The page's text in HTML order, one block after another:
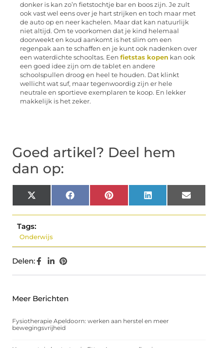
donker is kan zo’n fietstochtje bar en boos zijn. Je zult
ook vast wel eens over je hart strijken en toch maar met
de auto op en neer kachelen. Maar dat kan natuurlijk
niet altijd. Om te voorkomen dat je kind helemaal
doorweekt en koud aankomt is het slim om een
regenpak aan te schaffen en je kunt ook nadenken over
een waterdichte schooltas. Een fietstas kopen kan ook
een goed idee zijn om de tablet en andere
schoolspullen droog en heel te houden. Dat klinkt
wellicht wat suf, maar tegenwoordig zijn er hele
neutrale en sportieve exemplaren te koop. En lekker
makkelijk is het zeker.
Goed artikel? Deel hem
dan op:
X
(Twitter)
Facebook Pinterest LinkedIn Email
Tags:
Onderwijs
Delen:
Meer Berichten
Fysiotherapie Apeldoorn: werken aan herstel en meer
bewegingsvrijheid